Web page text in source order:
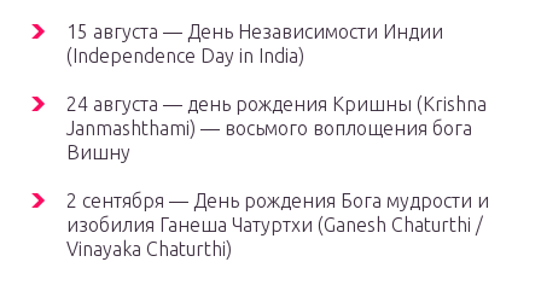
15 августа — День Независимости Индии
(Independence Day in India)
24 августа — день рождения Кришны (Krishna
Janmashthami) — восьмого воплощения бога
Вишну
2 сентября — День рождения Бога мудрости и
изобилия Ганеша Чатуртхи (Ganesh Chaturthi /
Vinayaka Chaturthi)